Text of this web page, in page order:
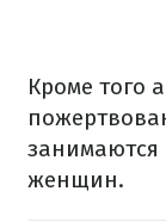
Кроме того
занимаются
женщин.